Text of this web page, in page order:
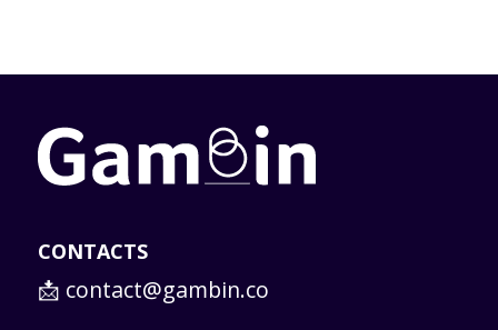
CONTACTS
📩 contact@gambin.co